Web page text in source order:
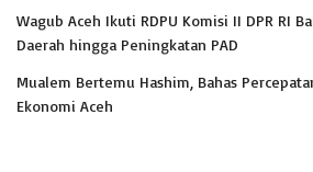
Wagub Aceh Ikuti RDPU Komisi II DPR RI
Daerah hingga Peningkatan PAD
Mualem Bertemu Hashim, Bahas
Ekonomi Aceh